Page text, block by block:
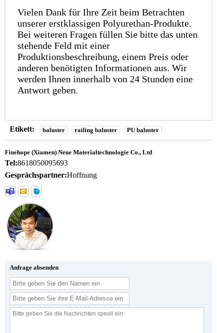
Vielen Dank für Ihre Zeit beim Betrachten
unserer erstklassigen Polyurethan-Produkte.
Bei weiteren Fragen füllen Sie bitte das unten
stehende Feld mit einer
Produktionsbeschreibung, einem Preis oder
anderen benötigten Informationen aus. Wir
werden Ihnen innerhalb von 24 Stunden eine
Antwort geben.
Etikett: baluster railing baluster PU baluster
Finehope (Xiamen) Neue Materialtechnologie Co., Ltd
Tel:8618050095693
Gesprächspartner:Hoffnung
Anfrage absenden